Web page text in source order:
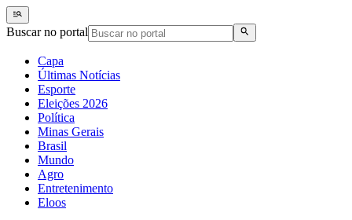
Buscar no portal
Capa
Últimas Notícias
Esporte
Eleições 2026
Política
Minas Gerais
Brasil
Mundo
Agro
Entretenimento
Eloos